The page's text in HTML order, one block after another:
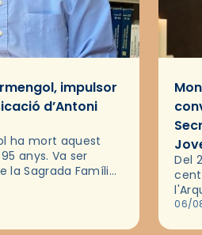
impulsor
d’Antoni
ha mort aquest
anys. Va ser
la Sagrada Família
Del
les
06/